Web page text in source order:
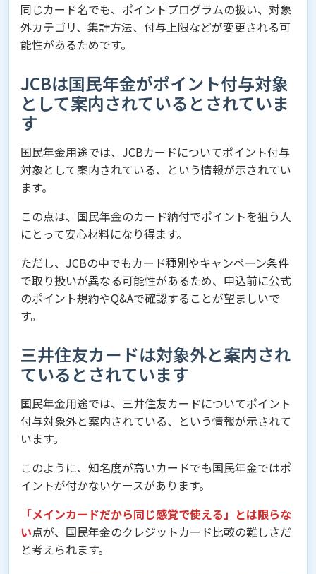
同じカード名でも、ポイントプログラムの扱い、対象
外カテゴリ、集計方法、付与上限などが変更される可
能性があるためです。
JCBは国民年金がポイント付与対象
として案内されているとされていま
す
国民年金用途では、JCBカードについてポイント付与
対象として案内されている、という情報が示されてい
ます。
この点は、国民年金のカード納付でポイントを狙う人
にとって安心材料になり得ます。
ただし、JCBの中でもカード種別やキャンペーン条件
で取り扱いが異なる可能性があるため、申込前に公式
のポイント規約やQ&Aで確認することが望ましいで
す。
三井住友カードは対象外と案内され
ているとされています
国民年金用途では、三井住友カードについてポイント
付与対象外と案内されている、という情報が示されて
います。
このように、知名度が高いカードでも国民年金ではポ
イントが付かないケースがあります。
「メインカードだから同じ感覚で使える」とは限らな
い点が、国民年金のクレジットカード比較の難しさだ
と考えられます。